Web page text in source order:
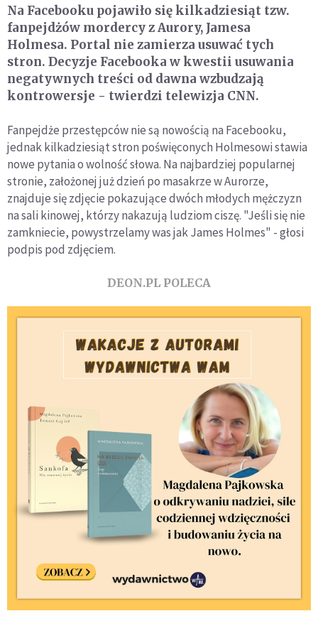
Na Facebooku pojawiło się kilkadziesiąt tzw.
fanpejdżów mordercy z Aurory, Jamesa
Holmesa. Portal nie zamierza usuwać tych
stron. Decyzje Facebooka w kwestii usuwania
negatywnych treści od dawna wzbudzają
kontrowersje - twierdzi telewizja CNN.
Fanpejdże przestępców nie są nowością na Facebooku,
jednak kilkadziesiąt stron poświęconych Holmesowi stawia
nowe pytania o wolność słowa. Na najbardziej popularnej
stronie, założonej już dzień po masakrze w Aurorze,
znajduje się zdjęcie pokazujące dwóch młodych mężczyzn
na sali kinowej, którzy nakazują ludziom ciszę. "Jeśli się nie
zamkniecie, powystrzelamy was jak James Holmes" - głosi
podpis pod zdjęciem.
DEON.PL POLECA